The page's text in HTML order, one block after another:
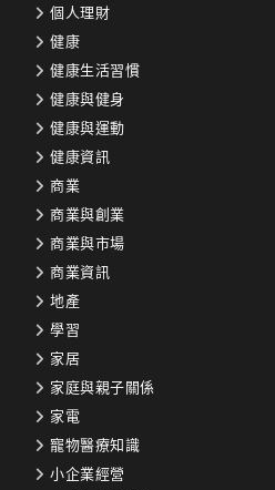
個人理財
健康
健康生活習慣
健康與健身
健康與運動
健康資訊
商業
商業與創業
商業與市場
商業資訊
地產
學習
家居
家庭與親子關係
家電
寵物醫療知識
小企業經營